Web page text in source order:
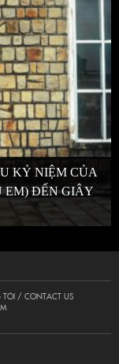
KỶ NIỆM CỦA
EM) ĐẾN GIÂY
TÔI / CONTACT US